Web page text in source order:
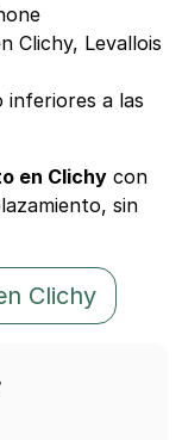
Clichy, Levallois
inferiores a las
en Clichy con
sin
Clichy